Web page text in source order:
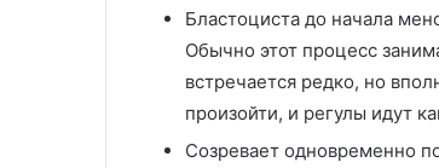
Бластоциста до начала
Обычно этот процесс
встречается редко, но
произойти, и регулы идут
Созревает одновременно